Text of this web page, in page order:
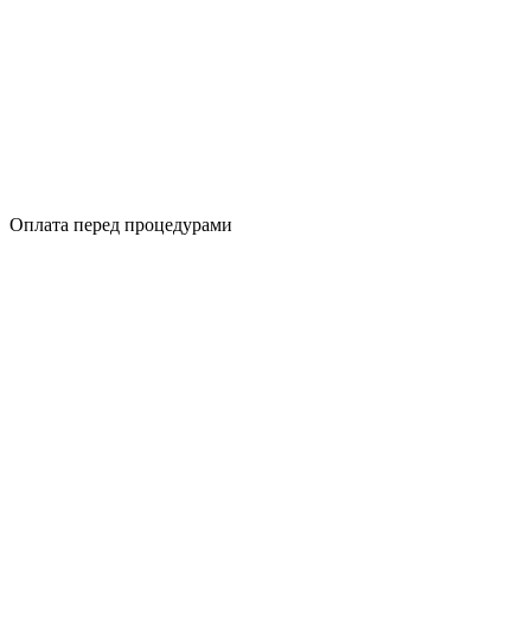
Оплата перед процедурами